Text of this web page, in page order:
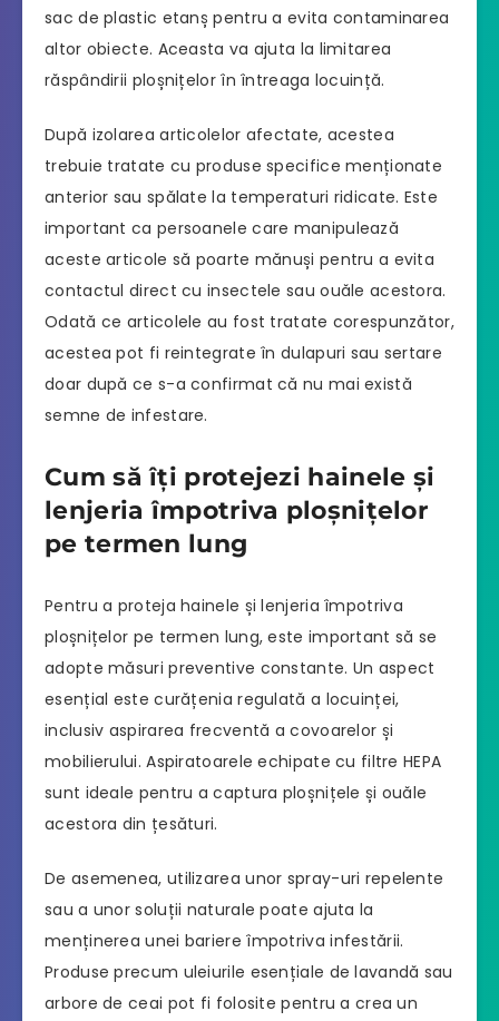
sac de plastic etanș pentru a evita contaminarea
altor obiecte. Aceasta va ajuta la limitarea
răspândirii ploșnițelor în întreaga locuință.
După izolarea articolelor afectate, acestea
trebuie tratate cu produse specifice menționate
anterior sau spălate la temperaturi ridicate. Este
important ca persoanele care manipulează
aceste articole să poarte mănuși pentru a evita
contactul direct cu insectele sau ouăle acestora.
Odată ce articolele au fost tratate corespunzător,
acestea pot fi reintegrate în dulapuri sau sertare
doar după ce s-a confirmat că nu mai există
semne de infestare.
Cum să îți protejezi hainele și
lenjeria împotriva ploșnițelor
pe termen lung
Pentru a proteja hainele și lenjeria împotriva
ploșnițelor pe termen lung, este important să se
adopte măsuri preventive constante. Un aspect
esențial este curățenia regulată a locuinței,
inclusiv aspirarea frecventă a covoarelor și
mobilierului. Aspiratoarele echipate cu filtre HEPA
sunt ideale pentru a captura ploșnițele și ouăle
acestora din țesături.
De asemenea, utilizarea unor spray-uri repelente
sau a unor soluții naturale poate ajuta la
menținerea unei bariere împotriva infestării.
Produse precum uleiurile esențiale de lavandă sau
arbore de ceai pot fi folosite pentru a crea un